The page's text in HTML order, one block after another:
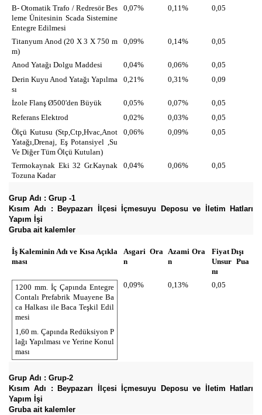
B- Otomatik Trafo / Redresör Bes
leme Ünitesinin Scada Sistemine
Entegre Edilmesi
0,07% 0,11% 0,05
Titanyum Anod (20 X 3 X 750 m
m)
0,09% 0,14% 0,05
Anod Yatağı Dolgu Maddesi 0,04% 0,06%
0,05
Derin Kuyu Anod Yatağı Yapılma
sı
0,21% 0,31% 0,09
İzole Flanş Ø500'den Büyük 0,05% 0,07%
0,05
Referans Elektrod
0,02% 0,03%
0,05
Ölçü Kutusu (Stp,Ctp,Hvac,Anot
Yatağı,Drenaj, Eş Potansiyel ,Su
Ve Diğer Tüm Ölçü Kutuları)
0,06% 0,09% 0,05
Termokaynak Eki 32 Gr.Kaynak
Tozuna Kadar
0,04% 0,06% 0,05
Grup Adı : Grup -1
Kısım Adı : Beypazarı İlçesi İçmesuyu Deposu ve İletim Hatları
Yapım İşi
Gruba ait kalemler
İş Kaleminin Adı ve Kısa Açıkla
ması
Asgari Ora
n
Azami Ora
n
Fiyat Dışı
Unsur Pua
nı
1200 mm. İç Çapında Entegre
Contalı Prefabrik Muayene Ba
ca Halkası ile Baca Teşkil Edil
mesi
1,60 m. Çapında Redüksiyon P
lağı Yapılması ve Yerine Konul
ması
0,09% 0,13% 0,05
Grup Adı : Grup-2
Kısım Adı : Beypazarı İlçesi İçmesuyu Deposu ve İletim Hatları
Yapım İşi
Gruba ait kalemler